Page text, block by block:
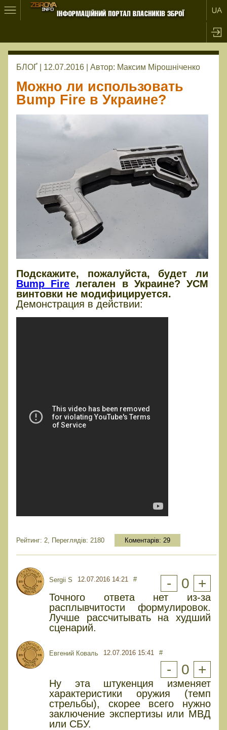
БЛОҐ | 12.07.2016 | Автор: Максим Мірошніченко
Можно ли использовать
Bump Fire в Украине?
Подскажите, пожалуйста, будет ли
Bump Fire легален в Украине? УСМ
винтовки не модифицируется.
Демонстрация в действии:
Рейтинг: 2, Переглядів: 2180 Коментарів: 29
Sergii S 12.07.2016 14:21 # - 0 +
Точного ответа нет из-за
расплывчитости формулировок.
Лучше рассчитывать на худший
сценарий.
Евгений Коваль 12.07.2016 15:41 #
- 0 +
Ну эта штукенция изменяет
характеристики оружия (темп
стрельбы), скорее всего нужно
заключение экспертизы или МВД
или СБУ.